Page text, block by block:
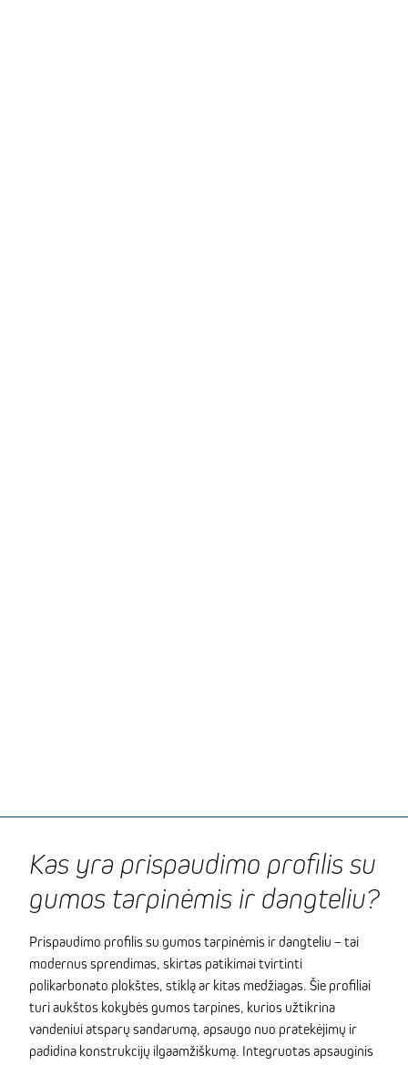
Kas yra prispaudimo profilis su
gumos tarpinėmis ir dangteliu?
Prispaudimo profilis su gumos tarpinėmis ir dangteliu – tai
modernus sprendimas, skirtas patikimai tvirtinti
polikarbonato plokštes, stiklą ar kitas medžiagas. Šie profiliai
turi aukštos kokybės gumos tarpines, kurios užtikrina
vandeniui atsparų sandarumą, apsaugo nuo pratekėjimų ir
padidina konstrukcijų ilgaamžiškumą. Integruotas apsauginis